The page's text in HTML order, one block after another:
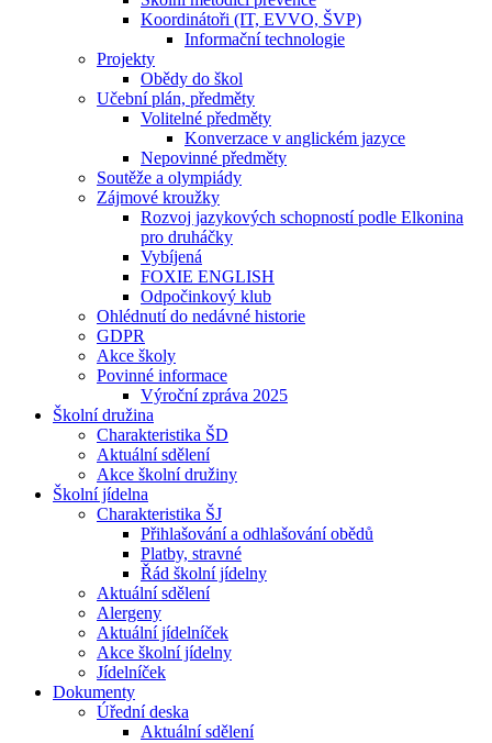
Koordinátoři (IT, EVVO, ŠVP)
Informační technologie
Projekty
Obědy do škol
Učební plán, předměty
Volitelné předměty
Konverzace v anglickém jazyce
Nepovinné předměty
Soutěže a olympiády
Zájmové kroužky
Rozvoj jazykových schopností podle Elkonina
pro druháčky
Vybíjená
FOXIE ENGLISH
Odpočinkový klub
Ohlédnutí do nedávné historie
GDPR
Akce školy
Povinné informace
Výroční zpráva 2025
Školní družina
Charakteristika ŠD
Aktuální sdělení
Akce školní družiny
Školní jídelna
Charakteristika ŠJ
Přihlašování a odhlašování obědů
Platby, stravné
Řád školní jídelny
Aktuální sdělení
Alergeny
Aktuální jídelníček
Akce školní jídelny
Jídelníček
Dokumenty
Úřední deska
Aktuální sdělení